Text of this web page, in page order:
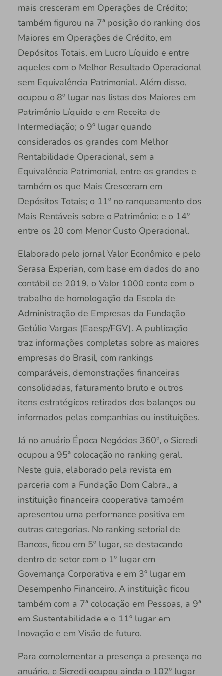
mais cresceram em Operações de Crédito;
também figurou na 7ª posição do ranking dos
Maiores em Operações de Crédito, em
Depósitos Totais, em Lucro Líquido e entre
aqueles com o Melhor Resultado Operacional
sem Equivalência Patrimonial. Além disso,
ocupou o 8º lugar nas listas dos Maiores em
Patrimônio Líquido e em Receita de
Intermediação; o 9º lugar quando
considerados os grandes com Melhor
Rentabilidade Operacional, sem a
Equivalência Patrimonial, entre os grandes e
também os que Mais Cresceram em
Depósitos Totais; o 11º no ranqueamento dos
Mais Rentáveis sobre o Patrimônio; e o 14º
entre os 20 com Menor Custo Operacional.
Elaborado pelo jornal Valor Econômico e pelo
Serasa Experian, com base em dados do ano
contábil de 2019, o Valor 1000 conta com o
trabalho de homologação da Escola de
Administração de Empresas da Fundação
Getúlio Vargas (Eaesp/FGV). A publicação
traz informações completas sobre as maiores
empresas do Brasil, com rankings
comparáveis, demonstrações financeiras
consolidadas, faturamento bruto e outros
itens estratégicos retirados dos balanços ou
informados pelas companhias ou instituições.
Já no anuário Época Negócios 360°, o Sicredi
ocupou a 95ª colocação no ranking geral.
Neste guia, elaborado pela revista em
parceria com a Fundação Dom Cabral, a
instituição financeira cooperativa também
apresentou uma performance positiva em
outras categorias. No ranking setorial de
Bancos, ficou em 5º lugar, se destacando
dentro do setor com o 1º lugar em
Governança Corporativa e em 3º lugar em
Desempenho Financeiro. A instituição ficou
também com a 7ª colocação em Pessoas, a 9ª
em Sustentabilidade e o 11º lugar em
Inovação e em Visão de futuro.
Para complementar a presença a presença no
anuário, o Sicredi ocupou ainda o 102º lugar